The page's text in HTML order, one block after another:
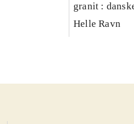
granit :
Helle Ravn